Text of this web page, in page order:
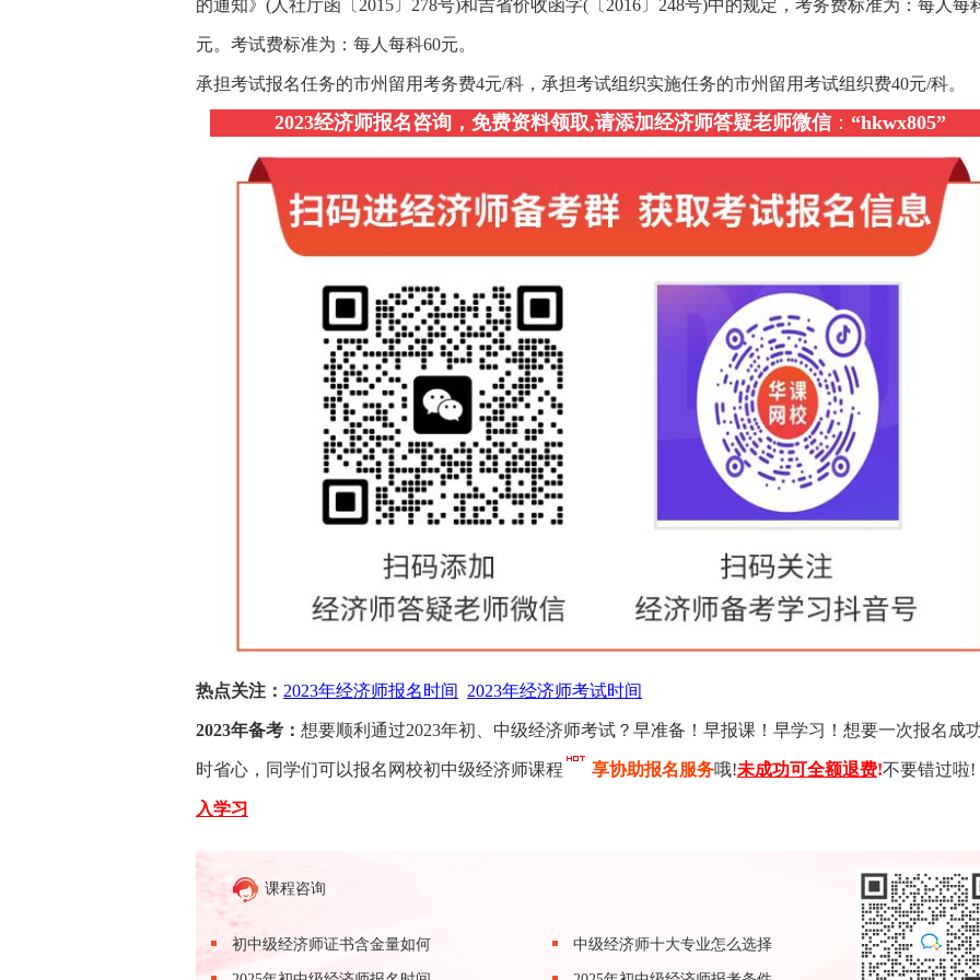
的通知》(人社厅函〔2015〕278号)和吉省价收函字(〔2016〕248号)中的规定，考务费标准为：每人每
元。考试费标准为：每人每科60元。
承担考试报名任务的市州留用考务费4元/科，承担考试组织实施任务的市州留用考试组织费40元/科。
2023经济师报名咨询，免费资料领取,请添加经济师答疑老师微信： “hkwx805”
热点关注： 2023年经济师报名时间 2023年经济师考试时间
2023年备考： 想要顺利通过2023年初、中级经济师考试？早准备！早报课！早学习！想要一次报名成
时省心，同学们可以报名网校初中级经济师课程 享协助报名服务哦!未成功可全额退费!不要错过啦!
入学习
课程咨询
初中级经济师证书含金量如何 中级经济师十大专业怎么选择